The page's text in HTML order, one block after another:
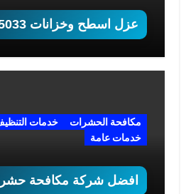
عزل اسطح وخزانات 0533735033
مكافحة الحشرات خدمات
خدمات عامة
افضل شركة مكافحة